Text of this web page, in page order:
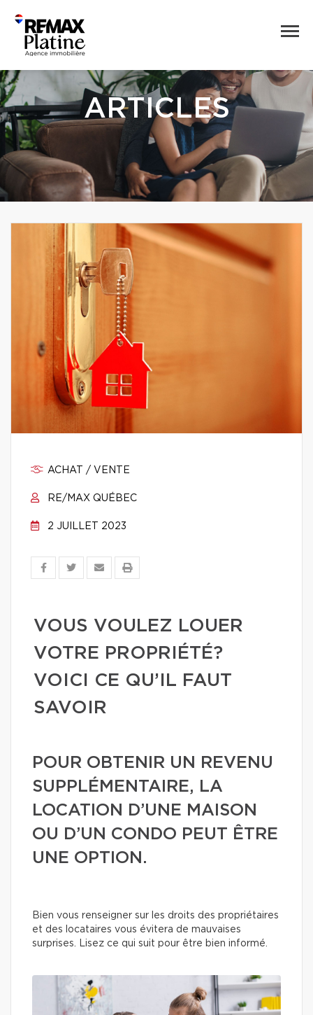
ARTICLES
ACHAT / VENTE
RE/MAX QUÉBEC
2 JUILLET 2023
VOUS VOULEZ LOUER
VOTRE PROPRIÉTÉ?
VOICI CE QU’IL FAUT
SAVOIR
POUR OBTENIR UN REVENU
SUPPLÉMENTAIRE, LA
LOCATION D’UNE MAISON
OU D’UN CONDO PEUT ÊTRE
UNE OPTION.
Bien vous renseigner sur les droits des propriétaires
et des locataires vous évitera de mauvaises
surprises. Lisez ce qui suit pour être bien informé.